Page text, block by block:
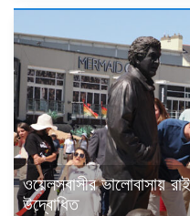
ওয়েলসবাসীর ভালোবাসায়
উদ্বোধিত